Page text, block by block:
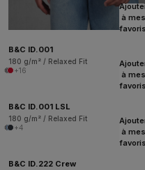
à mes
favoris
B&C ID.001
180 g/m² / Relaxed Fit
+16
à mes
favoris
B&C ID.001 LSL
180 g/m² / Relaxed Fit
+4
à mes
favoris
B&C ID.222 Crew